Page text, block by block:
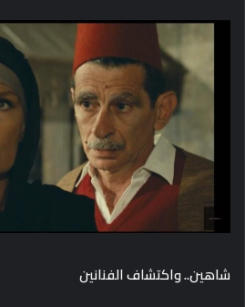
شاهين.. واكتشاف الفنانين